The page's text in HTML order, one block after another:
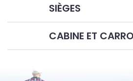
SIÈGES
CABINE ET